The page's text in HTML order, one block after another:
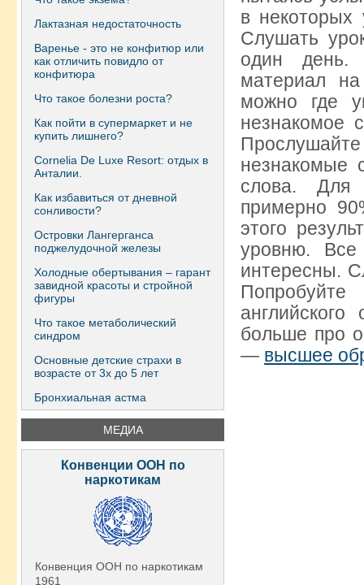
Лактазная недостаточность
Варенье - это не конфитюр или
как отличить повидло от
конфитюра
Что такое болезни роста?
Как пойти в супермаркет и не
купить лишнего?
Сornelia De Luxe Resort: отдых в
Анталии.
Как избавиться от дневной
сонливости?
Островки Лангерганса
поджелудочной железы
Холодные обертывания – гарант
завидной красоты и стройной
фигуры
Что такое метаболический
синдром
Основные детские страхи в
возрасте от 3х до 5 лет
Бронхиальная астма
МЕДИА
Конвенции ООН по
наркотикам
Конвенция ООН по наркотикам
1961
в некоторых
Слушать
один день.
материал
можно где
незнакомое
незнакомые
слова. Для
примерно
этого
уровню.
интересны.
больше про
— высшее